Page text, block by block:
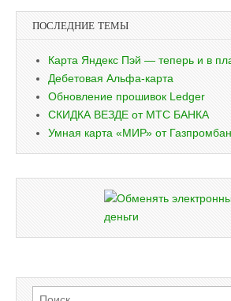
ПОСЛЕДНИЕ ТЕМЫ
Карта Яндекс Пэй — теперь и в
Дебетовая Альфа-карта
Обновление прошивок Ledger
СКИДКА ВЕЗДЕ от МТС БАНКА
Умная карта «МИР» от
Найти: